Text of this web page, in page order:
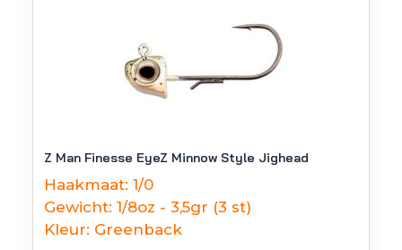
Z Man Finesse EyeZ Minnow Style Jighead
Haakmaat: 1/0
Gewicht: 1/8oz - 3,5gr (3 st)
Kleur: Greenback